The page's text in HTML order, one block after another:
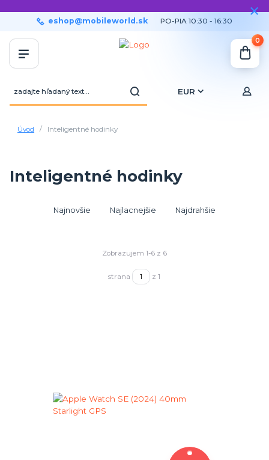
EUR
eshop@mobileworld.sk PO-PIA 10:30 - 16:30
0
Úvod Inteligentné hodinky
Inteligentné hodinky
Najnovšie Najlacnejšie Najdrahšie
Zobrazujem 1-6 z 6
strana z 1